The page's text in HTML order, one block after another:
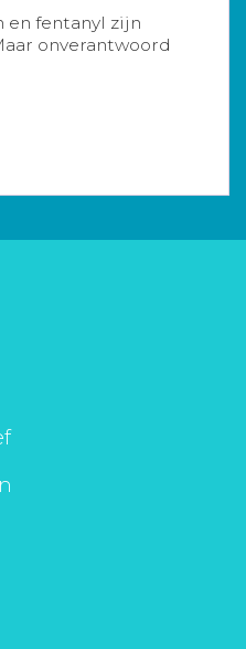
en fentanyl zijn
onverantwoord